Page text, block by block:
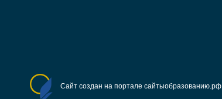
Сайт создан на портале сайтыобразованию.рф